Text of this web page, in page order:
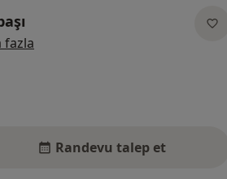
fazla
Randevu talep et